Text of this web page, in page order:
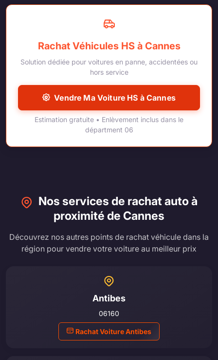
Rachat Véhicules HS à Cannes
Solution dédiée pour voitures en panne, accidentées ou
hors service
Vendre Ma Voiture HS à Cannes
Estimation gratuite • Enlèvement inclus dans le
départment 06
Nos services de rachat auto à
proximité de Cannes
Découvrez nos autres points de rachat véhicule dans la
région pour vendre votre voiture au meilleur prix
Antibes
06160
Rachat Voiture Antibes